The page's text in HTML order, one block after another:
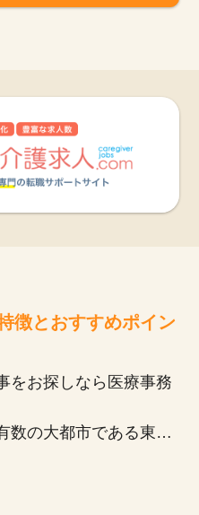
徴とおすすめポイン
をお探しなら医療事務
数の大都市である東京
、どこへ行くにも便利